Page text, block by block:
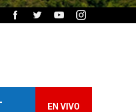
EN VIVO